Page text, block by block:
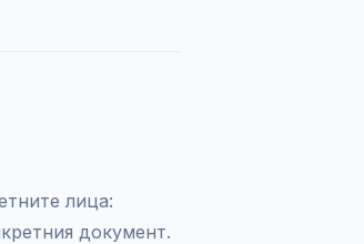
лица:
документ.